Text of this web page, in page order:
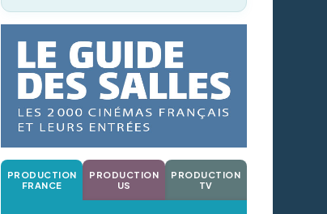
PRODUCTION
FRANCE
PRODUCTION
US
PRODUCTION
TV